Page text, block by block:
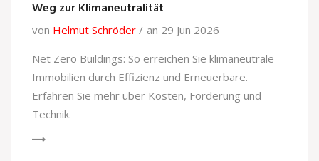
Weg zur Klimaneutralität
von Helmut Schröder
an 29 Jun 2026
Net Zero Buildings: So erreichen Sie klimaneutrale
Immobilien durch Effizienz und Erneuerbare.
Erfahren Sie mehr über Kosten, Förderung und
Technik.